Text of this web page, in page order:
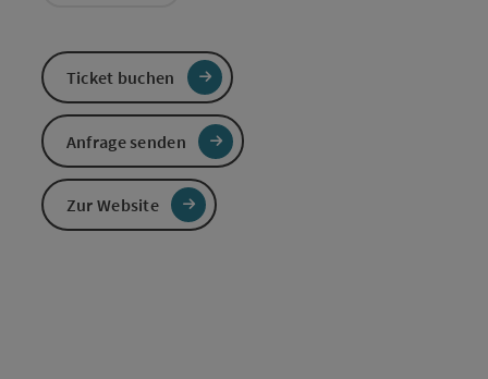
Ticket buchen
Anfrage senden
Zur Website